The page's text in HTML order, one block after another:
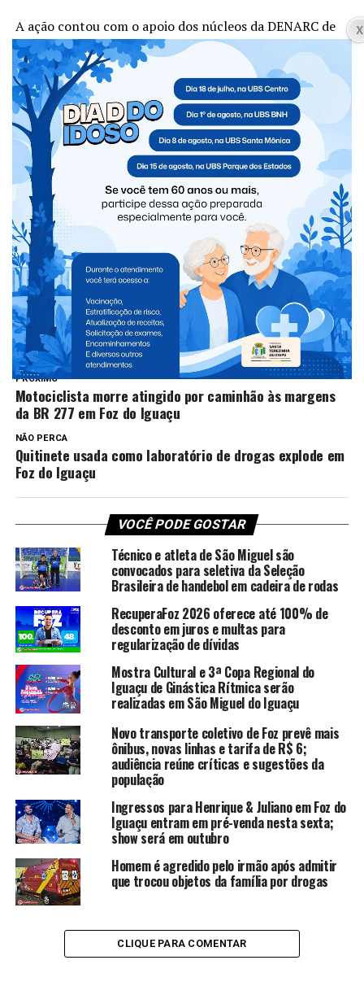
A ação contou com o apoio dos núcleos da DENARC de
Foz do Iguaçu e Cascavel, além da participação de
policiais civis da Operação Protetores.
Catve.com com Oops noticia na hora
FacebookTwitterWhatsAppMessenger
Telegram
Compartilhe isso
TÓPICOS RELACIONADOS: NEW
PRÓXIMO
Motociclista morre atingido por caminhão às margens
da BR 277 em Foz do Iguaçu
NÃO PERCA
Quitinete usada como laboratório de drogas explode em
Foz do Iguaçu
VOCÊ PODE GOSTAR
Técnico e atleta de São Miguel são
convocados para seletiva da Seleção
Brasileira de handebol em cadeira de rodas
RecuperaFoz 2026 oferece até 100% de
desconto em juros e multas para
regularização de dívidas
Mostra Cultural e 3ª Copa Regional do
Iguaçu de Ginástica Rítmica serão
realizadas em São Miguel do Iguaçu
Novo transporte coletivo de Foz prevê mais
ônibus, novas linhas e tarifa de R$ 6;
audiência reúne críticas e sugestões da
população
Ingressos para Henrique & Juliano em Foz do
Iguaçu entram em pré-venda nesta sexta;
show será em outubro
Homem é agredido pelo irmão após admitir
que trocou objetos da família por drogas
CLIQUE PARA COMENTAR